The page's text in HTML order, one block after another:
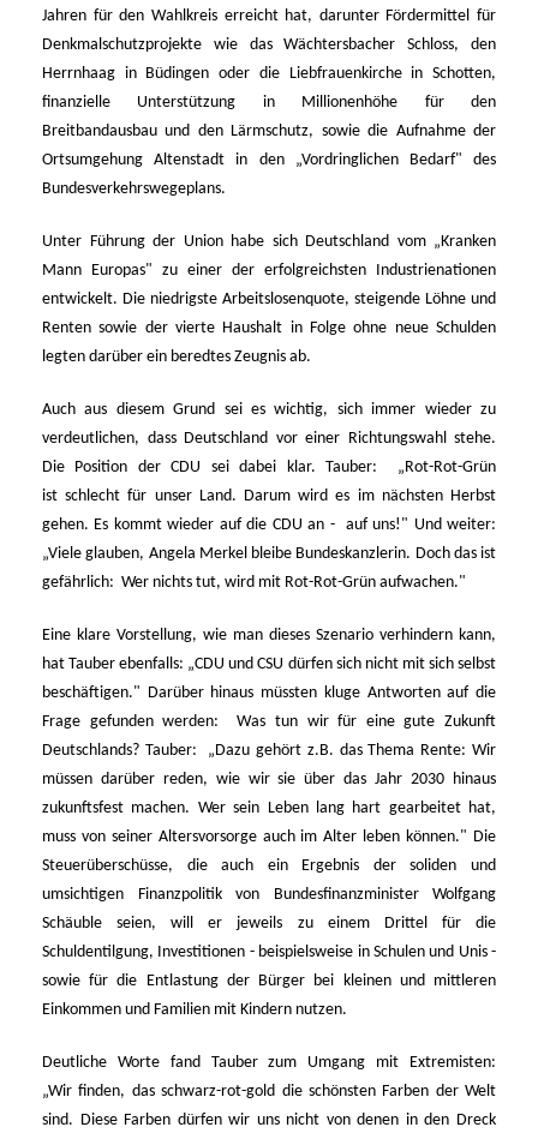
Jahren für den Wahlkreis erreicht hat, darunter Fördermittel für
Denkmalschutzprojekte wie das Wächtersbacher Schloss, den
Herrnhaag in Büdingen oder die Liebfrauenkirche in Schotten,
finanzielle Unterstützung in Millionenhöhe für den
Breitbandausbau und den Lärmschutz, sowie die Aufnahme der
Ortsumgehung Altenstadt in den „Vordringlichen Bedarf" des
Bundesverkehrswegeplans.
Unter Führung der Union habe sich Deutschland vom „Kranken
Mann Europas" zu einer der erfolgreichsten Industrienationen
entwickelt. Die niedrigste Arbeitslosenquote, steigende Löhne und
Renten sowie der vierte Haushalt in Folge ohne neue Schulden
legten darüber ein beredtes Zeugnis ab.
Auch aus diesem Grund sei es wichtig, sich immer wieder zu
verdeutlichen, dass Deutschland vor einer Richtungswahl stehe.
Die Position der CDU sei dabei klar. Tauber: „Rot-Rot-Grün
ist schlecht für unser Land. Darum wird es im nächsten Herbst
gehen. Es kommt wieder auf die CDU an - auf uns!" Und weiter:
Viele glauben, Angela Merkel bleibe Bundeskanzlerin. Doch das ist
gefährlich: Wer nichts tut, wird mit Rot-Rot-Grün aufwachen."
Eine klare Vorstellung, wie man dieses Szenario verhindern kann,
hat Tauber ebenfalls: „CDU und CSU dürfen sich nicht mit sich selbst
beschäftigen." Darüber hinaus müssten kluge Antworten auf die
Frage gefunden werden: Was tun wir für eine gute Zukunft
Deutschlands? Tauber: „Dazu gehört z.B. das Thema Rente: Wir
müssen darüber reden, wie wir sie über das Jahr 2030 hinaus
zukunftsfest machen. Wer sein Leben lang hart gearbeitet hat,
muss von seiner Altersvorsorge auch im Alter leben können." Die
Steuerüberschüsse, die auch ein Ergebnis der soliden und
umsichtigen Finanzpolitik von Bundesfinanzminister Wolfgang
Schäuble seien, will er jeweils zu einem Drittel für die
Schuldentilgung, Investitionen - beispielsweise in Schulen und Unis -
sowie für die Entlastung der Bürger bei kleinen und mittleren
Einkommen und Familien mit Kindern nutzen.
Deutliche Worte fand Tauber zum Umgang mit Extremisten:
Wir finden, das schwarz-rot-gold die schönsten Farben der Welt
sind. Diese Farben dürfen wir uns nicht von denen in den Dreck